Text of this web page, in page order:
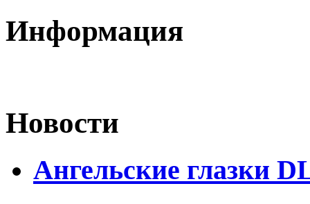
Информация
Новости
Ангельские глазки